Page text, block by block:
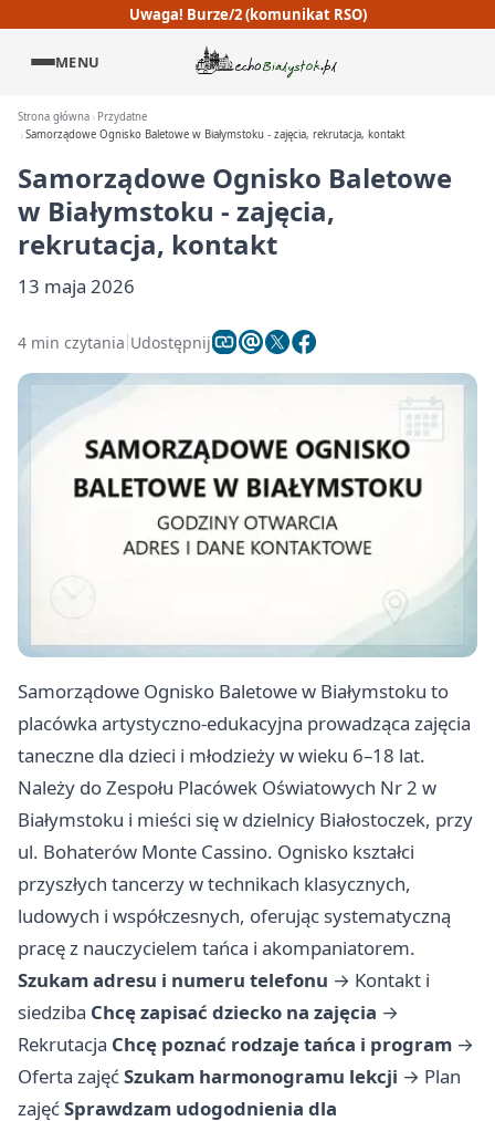
Uwaga! Burze/2 (komunikat RSO)
MENU
Strona główna
Przydatne
Samorządowe Ognisko Baletowe w Białymstoku - zajęcia, rekrutacja, kontakt
Samorządowe Ognisko Baletowe
w Białymstoku - zajęcia,
rekrutacja, kontakt
13 maja 2026
4 min czytania Udostępnij
Samorządowe Ognisko Baletowe w Białymstoku to
placówka artystyczno-edukacyjna prowadząca zajęcia
taneczne dla dzieci i młodzieży w wieku 6–18 lat.
Należy do Zespołu Placówek Oświatowych Nr 2 w
Białymstoku i mieści się w dzielnicy Białostoczek, przy
ul. Bohaterów Monte Cassino. Ognisko kształci
przyszłych tancerzy w technikach klasycznych,
ludowych i współczesnych, oferując systematyczną
pracę z nauczycielem tańca i akompaniatorem.
Szukam adresu i numeru telefonu → Kontakt i
siedziba Chcę zapisać dziecko na zajęcia →
Rekrutacja Chcę poznać rodzaje tańca i program →
Oferta zajęćSzukam harmonogramu lekcji → Plan
zajęćSprawdzam udogodnienia dla